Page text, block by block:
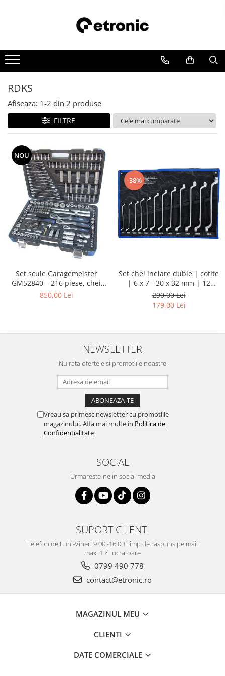
RDKS
Afiseaza: 1-2 din 2 produse
FILTRE
NOU
Set scule Garagemeister
GM52840 – 216 piese, chei
tubulare 1/4”, 3/8”, 1/2”, biți,
850,00 Lei
-38%
Set chei inelare duble | cotite
| 6 x 7 - 30 x 32 mm | 12
piese
290,00 Lei
179,00 Lei
NEWSLETTER
Nu rata ofertele si promotiile noastre
Vreau sa primesc newsletter cu promotiile
magazinului. Afla mai multe in Politica de
Confidentialitate
SOCIAL
Urmareste-ne in social media
SUPORT CLIENTI
Telefon de Luni-Vineri 9:00 -16:00 Timp de raspuns pe mail
max. 1 zi lucratoare
0799 490 778
contact@etronic.ro
MAGAZINUL MEU
CLIENTI
DATE COMERCIALE